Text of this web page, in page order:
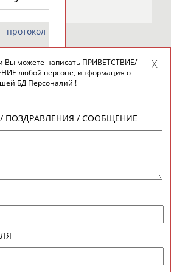
протокол
10
9
И
Вы можете написать ПРИВЕТСТВИЕ/
любой персоне, информация о
БД Персоналий !
/ ПОЗДРАВЛЕНИЯ / СООБЩЕНИЕ